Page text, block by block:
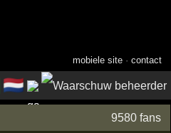
mobiele site ·contact
🇳🇱
9580 fans